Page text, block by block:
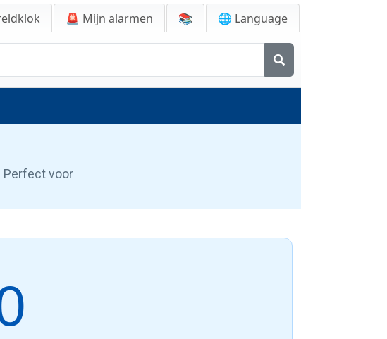
🚨 Mijn alarmen 📚 🌐 Language
Perfect voor